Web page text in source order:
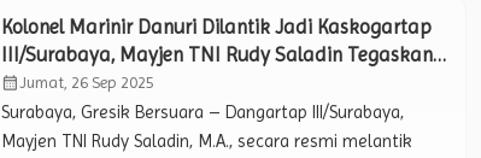
pembersihan sungai, Rabu (24/9/2025). Kegiatan ini tidak
hanya diikuti jajaran Babinsa Koramil 0812/10 Babat,
tetapi juga melibatkan personel Polsek Babat,
perwakilan […]
Kolonel Marinir Danuri Dilantik Jadi Kaskogartap
III/Surabaya, Mayjen TNI Rudy Saladin Tegaskan
Pentingnya Koordinasi dan Kolaborasi.
calendar_monthJumat, 26 Sep 2025
Surabaya, Gresik Bersuara – Dangartap III/Surabaya,
Mayjen TNI Rudy Saladin, M.A., secara resmi melantik